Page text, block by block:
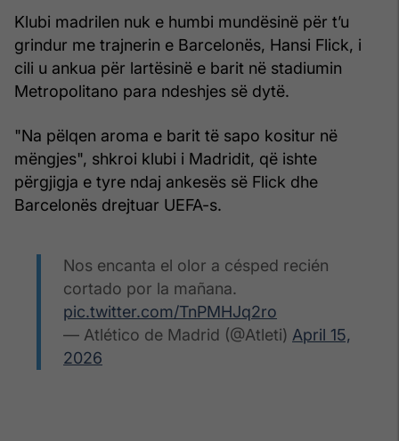
Klubi madrilen nuk e humbi mundësinë për t’u
grindur me trajnerin e Barcelonës, Hansi Flick, i
cili u ankua për lartësinë e barit në stadiumin
Metropolitano para ndeshjes së dytë.
"Na pëlqen aroma e barit të sapo kositur në
mëngjes", shkroi klubi i Madridit, që ishte
përgjigja e tyre ndaj ankesës së Flick dhe
Barcelonës drejtuar UEFA-s.
Nos encanta el olor a césped recién
cortado por la mañana.
pic.twitter.com/TnPMHJq2ro
— Atlético de Madrid (@Atleti) April 15,
2026